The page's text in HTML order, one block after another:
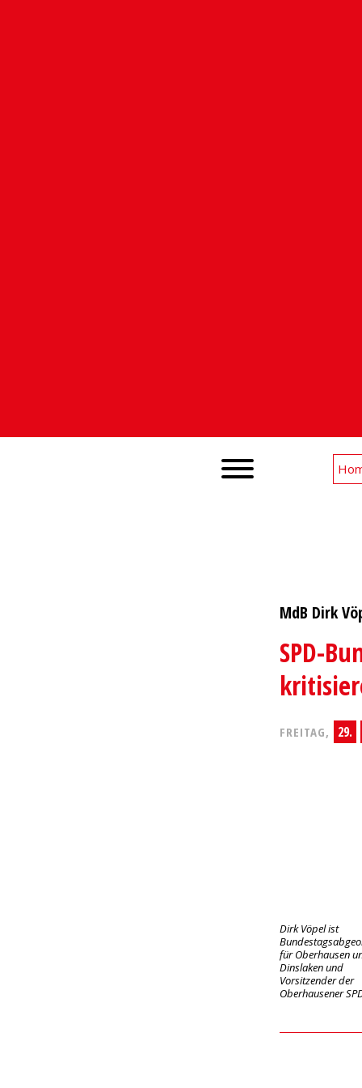
MdB Dirk
SPD-
FREITAG, 29.
Dirk Vöpel ist
für Oberhausen
Dinslaken und
Vorsitzender der
Oberhausener